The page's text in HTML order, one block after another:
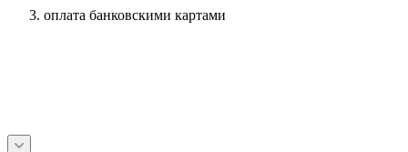
оплата банковскими картами